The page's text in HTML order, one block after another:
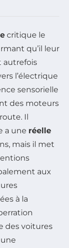
critique le
qu’il leur
autrefois
l’électrique
sensorielle
des moteurs
Il
a une réelle
mais il met
aux
à la
des voitures